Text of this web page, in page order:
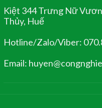
Kiệt 344 Trưng Nữ
Thủy, Huế
Hotline/Zalo/Viber:
Email: